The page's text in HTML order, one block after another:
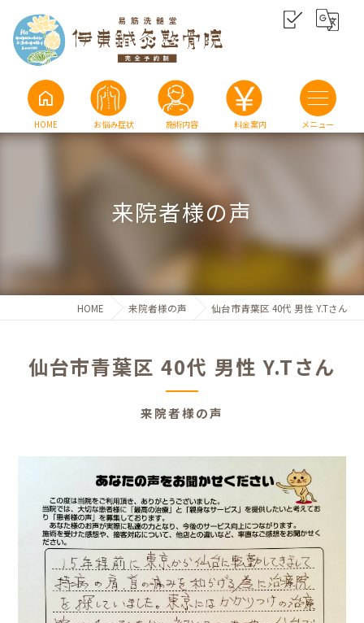
home
HOME お悩み症状 施術内容 料金案内
来院者様の声
HOME 来院者様の声 仙台市青葉区 40代 男性 Y.Tさん
来院者様の声
仙台市青葉区 40代 男性 Y.Tさん